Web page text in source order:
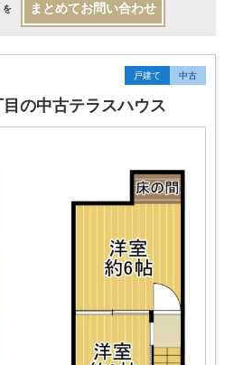
を まとめてお問い合わせ
戸建て 中古
の中古テラスハウス